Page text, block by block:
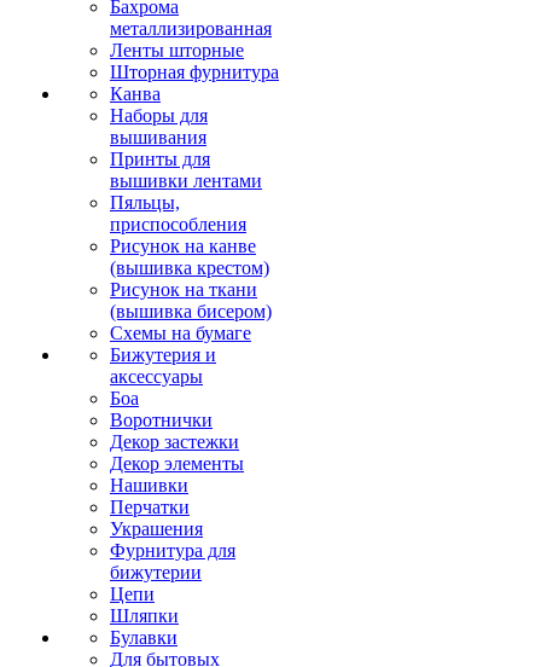
Бахрома
металлизированная
Ленты шторные
Шторная фурнитура
Канва
Наборы для
вышивания
Принты для
вышивки лентами
Пяльцы,
приспособления
Рисунок на канве
(вышивка крестом)
Рисунок на ткани
(вышивка бисером)
Схемы на бумаге
Бижутерия и
аксессуары
Боа
Воротнички
Декор застежки
Декор элементы
Нашивки
Перчатки
Украшения
Фурнитура для
бижутерии
Цепи
Шляпки
Булавки
Для бытовых